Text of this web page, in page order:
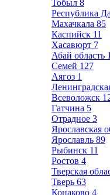
Тобыл 8
Республика
Махачкала 85
Каспийск 11
Хасавюрт 7
Абай область
Семей 127
Аягоз 1
Всеволожск
Гатчина 5
Отрадное 3
Ярославская
Ярославль 89
Рыбинск 11
Ростов 4
Тверская
Тверь 63
Конаково 4